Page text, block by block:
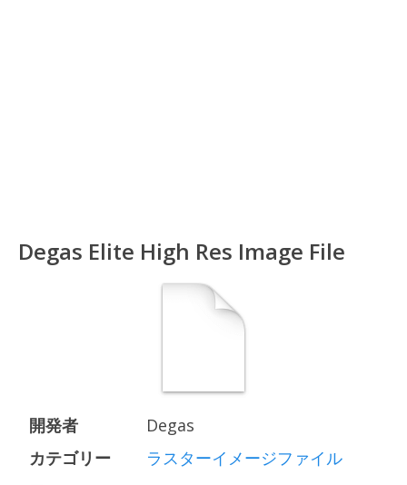
Degas Elite High Res Image File
開発者
Degas
カテゴリー
ラスターイメージファイル